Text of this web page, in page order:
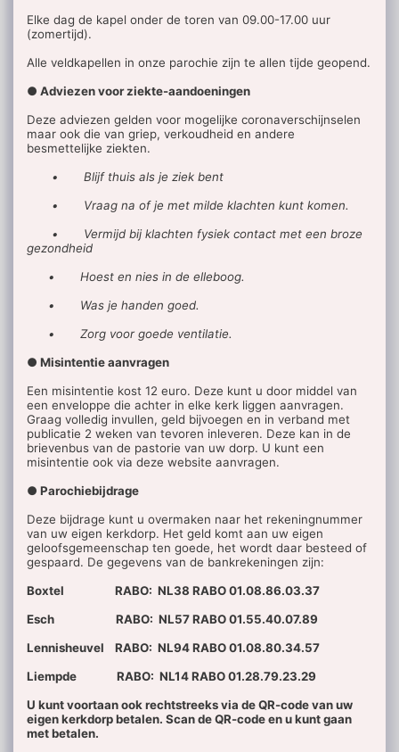
Elke dag de kapel onder de toren van 09.00-17.00 uur
(zomertijd).
Alle veldkapellen in onze parochie zijn te allen tijde geopend.
● Adviezen voor ziekte-aandoeningen
Deze adviezen gelden voor mogelijke coronaverschijnselen
maar ook die van griep, verkoudheid en andere
besmettelijke ziekten.
• Blijf thuis als je ziek bent
• Vraag na of je met milde klachten kunt komen.
• Vermijd bij klachten fysiek contact met een broze
gezondheid
• Hoest en nies in de elleboog.
• Was je handen goed.
• Zorg voor goede ventilatie.
● Misintentie aanvragen
Een misintentie kost 12 euro. Deze kunt u door middel van
een enveloppe die achter in elke kerk liggen aanvragen.
Graag volledig invullen, geld bijvoegen en in verband met
publicatie 2 weken van tevoren inleveren. Deze kan in de
brievenbus van de pastorie van uw dorp. U kunt een
misintentie ook via deze website aanvragen.
● Parochiebijdrage
Deze bijdrage kunt u overmaken naar het rekeningnummer
van uw eigen kerkdorp. Het geld komt aan uw eigen
geloofsgemeenschap ten goede, het wordt daar besteed of
gespaard. De gegevens van de bankrekeningen zijn:
Boxtel RABO: NL38 RABO 01.08.86.03.37
Esch RABO: NL57 RABO 01.55.40.07.89
Lennisheuvel RABO: NL94 RABO 01.08.80.34.57
Liempde RABO: NL14 RABO 01.28.79.23.29
U kunt voortaan ook rechtstreeks via de QR-code van uw
eigen kerkdorp betalen. Scan de QR-code en u kunt gaan
met betalen.